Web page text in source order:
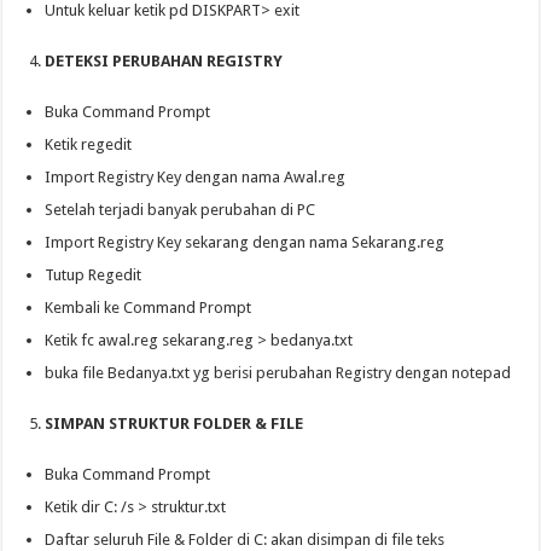
Untuk keluar ketik pd DISKPART> exit
DETEKSI PERUBAHAN REGISTRY
Buka Command Prompt
Ketik regedit
Import Registry Key dengan nama Awal.reg
Setelah terjadi banyak perubahan di PC
Import Registry Key sekarang dengan nama Sekarang.reg
Tutup Regedit
Kembali ke Command Prompt
Ketik fc awal.reg sekarang.reg > bedanya.txt
buka file Bedanya.txt yg berisi perubahan Registry dengan notepad
SIMPAN STRUKTUR FOLDER & FILE
Buka Command Prompt
Ketik dir C: /s > struktur.txt
Daftar seluruh File & Folder di C: akan disimpan di file teks